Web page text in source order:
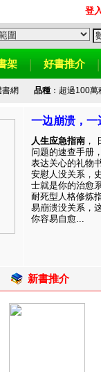
登
架 好書推介
網 品種：超過100萬
一边崩溃，一
人生应急指南 ，
问题的速查手册
表达关心的礼物
安慰人没关系，
士就是你的治愈
耐死型人格修炼
易崩溃没关系，
你容易自愈...
新書推介